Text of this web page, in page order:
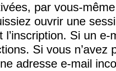
par vous-
ouvrir une
l’inscription. Si un
Si vous n’avez
adresse e-mail